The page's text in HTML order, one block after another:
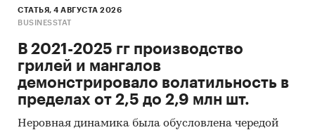
СТАТЬЯ, 4 АВГУСТА 2026
BUSINESSTAT
В 2021-2025 гг производство
грилей и мангалов
демонстрировало волатильность в
пределах от 2,5 до 2,9 млн шт.
Неровная динамика была обусловлена чередой